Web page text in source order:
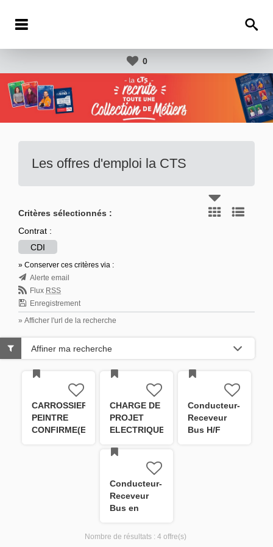
0
Les offres d'emploi la CTS
Critères sélectionnés :
Contrat :
CDI
» Conserver ces critères via :
Alerte email
Flux RSS
Enregistrement
» Afficher l'url de la recherche
CARROSSIER
PEINTRE
CONFIRME(E)
CHARGE DE
PROJET
ELECTRIQUE
faibles /
systèmes
embarqués)
H/F
Conducteur-
Receveur
Bus H/F
Conducteur-
Receveur
Bus en
H/F
Affiner ma recherche
Nombre de résultats : 4 offre(s)